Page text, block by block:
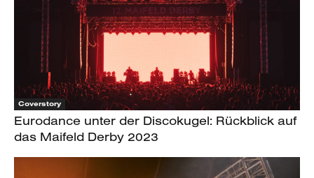
Coverstory
Eurodance unter der Discokugel: Rückblick auf
das Maifeld Derby 2023